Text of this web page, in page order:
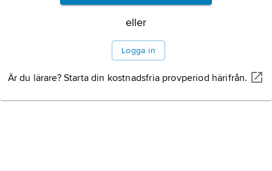
Information om artikeln
eller
Logga in
Är du lärare? Starta din kostnadsfria provperiod härifrån.